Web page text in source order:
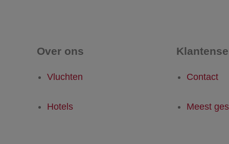
Over ons
Vluchten
Hotels
Contact
Meest